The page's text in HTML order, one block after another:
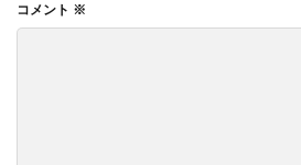
コメント ※